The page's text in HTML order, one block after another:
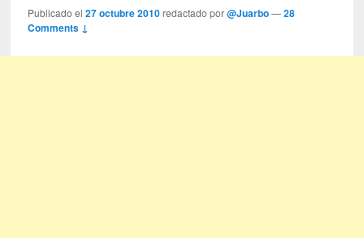
Publicado el27 octubre 2010 redactado por@Juarbo —28
Comments ↓